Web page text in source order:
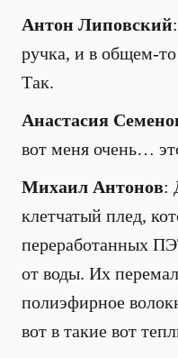
Антон Липовский
ручка, и в общем-
Так.
Анастасия
вот меня очень…
Михаил Антонов:
клетчатый плед,
переработанных
от воды. Их
полиэфирное
вот в такие вот